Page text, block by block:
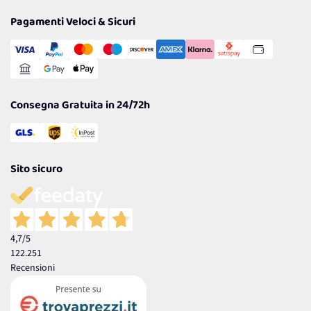
Cookie Policy
Gestisci Cookie
Reso Facile e Veloce
Pagamenti Veloci & Sicuri
Consegna Gratuita in 24/72h
Sito sicuro
4,7/5
122.251
Recensioni